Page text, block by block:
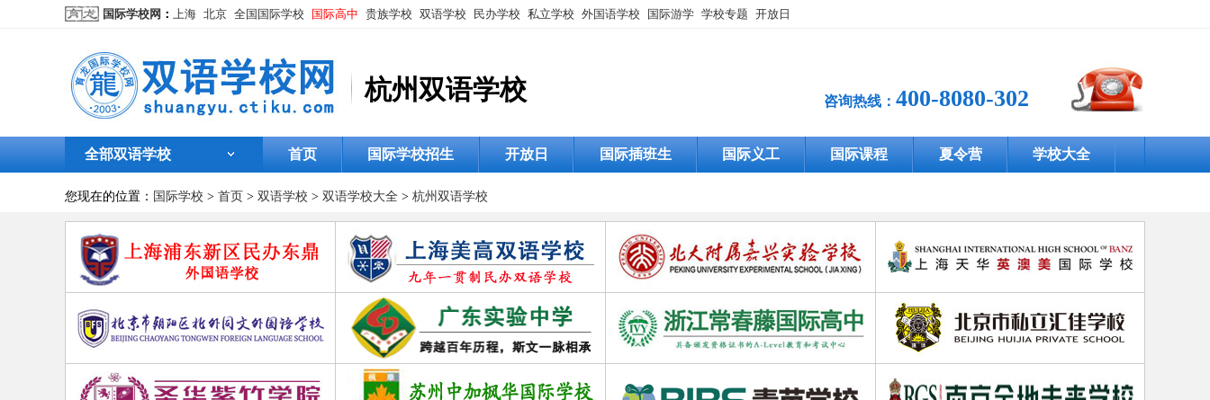
国际学校网 ： 上海 北京 全国国际学校 国际高中 贵族学校 双语学校 民办学校 私立学校 外国语学校 国际游学 学校专题 开放日
杭州双语学校 咨询热线： 400-8080-302
全部双语学校 首页 国际学校招生 开放日 国际插班生 国际义工 国际课程 夏令营 学校大全
您现在的位置： 国际学校 > 首页 > 双语学校 > 双语学校大全 > 杭州双语学校